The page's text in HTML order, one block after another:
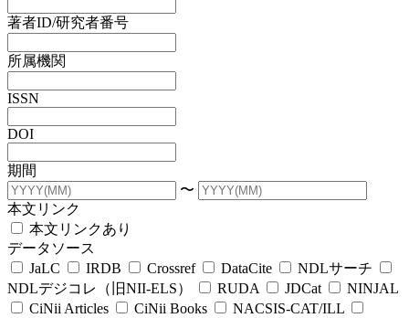
著者ID/研究者番号
所属機関
ISSN
DOI
期間
〜
本文リンク
本文リンクあり
データソース
JaLC
IRDB Crossref DataCite
NDLサーチ
NDLデジコレ（旧NII-ELS）
RUDA JDCat
NINJAL
CiNii Articles
CiNii Books
NACSIS-CAT/ILL